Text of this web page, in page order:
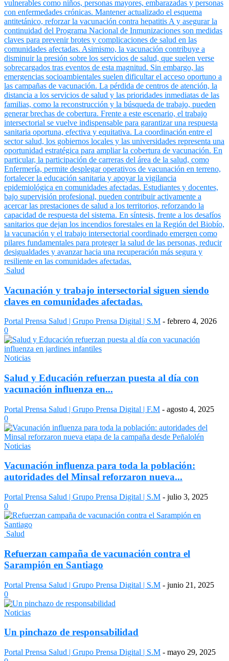
Salud
Vacunación y trabajo intersectorial siguen siendo
claves en comunidades afectadas.
Portal Prensa Salud | Grupo Prensa Digital | S.M - febrero 4, 2026
0
Noticias
Salud y Educación refuerzan puesta al día con
vacunación influenza en...
Portal Prensa Salud | Grupo Prensa Digital | F.M - agosto 4, 2025
0
Noticias
Vacunación influenza para toda la población:
autoridades del Minsal reforzaron nueva...
Portal Prensa Salud | Grupo Prensa Digital | S.M - julio 3, 2025
0
Salud
Refuerzan campaña de vacunación contra el
Sarampión en Santiago
Portal Prensa Salud | Grupo Prensa Digital | S.M - junio 21, 2025
0
Noticias
Un pinchazo de responsabilidad
Portal Prensa Salud | Grupo Prensa Digital | S.M - mayo 29, 2025